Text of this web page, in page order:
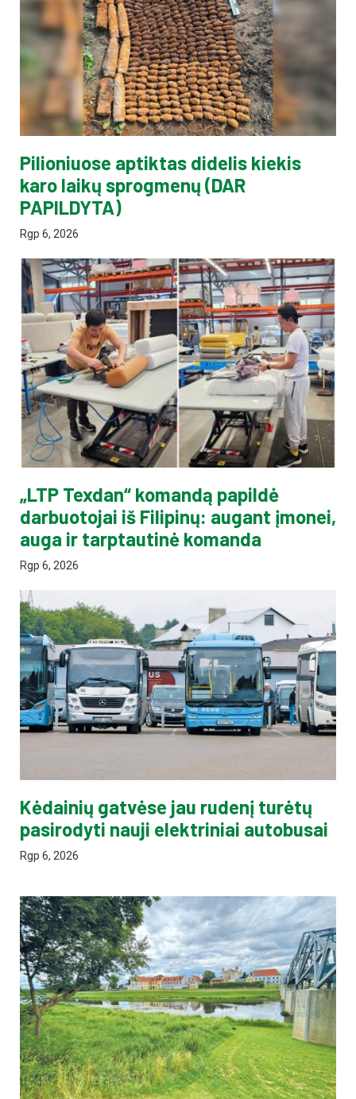
Pilioniuose aptiktas didelis kiekis
karo laikų sprogmenų (DAR
PAPILDYTA)
Rgp 6, 2026
„LTP Texdan“ komandą papildė
darbuotojai iš Filipinų: augant įmonei,
auga ir tarptautinė komanda
Rgp 6, 2026
Kėdainių gatvėse jau rudenį turėtų
pasirodyti nauji elektriniai autobusai
Rgp 6, 2026